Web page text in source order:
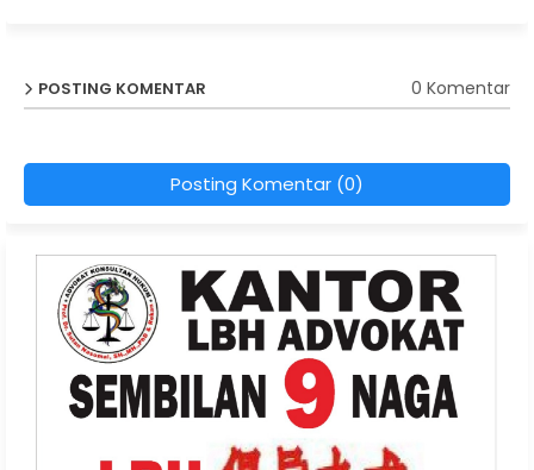
POSTING KOMENTAR 0 Komentar
Posting Komentar (0)